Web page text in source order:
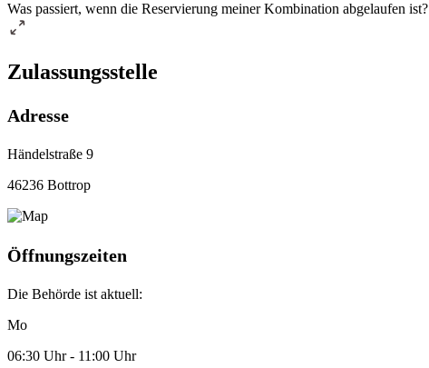
Was passiert, wenn die Reservierung meiner Kombination abgelaufen ist?
Zulassungsstelle
Adresse
Händelstraße 9
46236 Bottrop
Öffnungszeiten
Die Behörde ist aktuell:
Mo
06:30 Uhr - 11:00 Uhr